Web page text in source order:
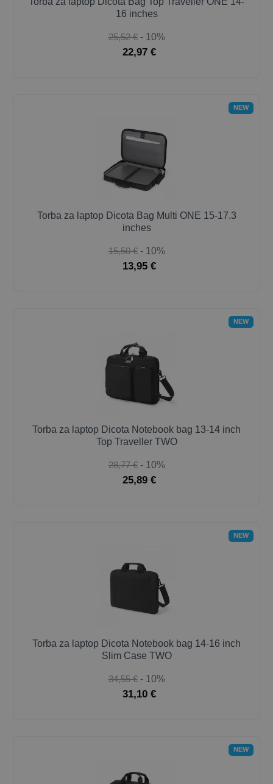
16 inches
25,52 € - 10%
22,97 €
NEW
Torba za laptop Dicota Bag Multi ONE 15-17.3
inches
15,50 € - 10%
13,95 €
NEW
Torba za laptop Dicota Notebook bag 13-14 inch
Top Traveller TWO
28,77 € - 10%
25,89 €
NEW
Torba za laptop Dicota Notebook bag 14-16 inch
Slim Case TWO
34,55 € - 10%
31,10 €
NEW